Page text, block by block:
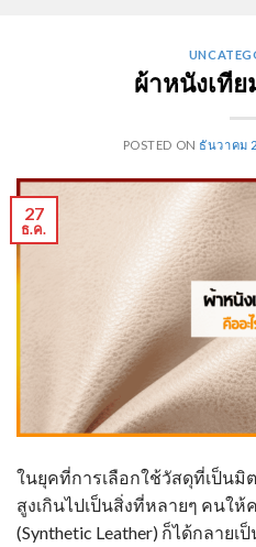
ผ้าหนังเทีย
POSTED ON ธันวาคม
27
ธ.ค.
ในยุคที่การเลือกใช้วัสดุที่เป็น
สูงเกินไปเป็นสิ่งที่หลายๆ คนใ
(Synthetic Leather) ก็ได้กลาย